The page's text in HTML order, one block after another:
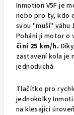
Inmotion V5F je
nebo pro ty, kdo
svou "muší" váhu
Pohání jí motor o
činí 25 km/h.
zastavení kola je
jednoduchá.
Tlačítko pro
jednokolky
na klesající